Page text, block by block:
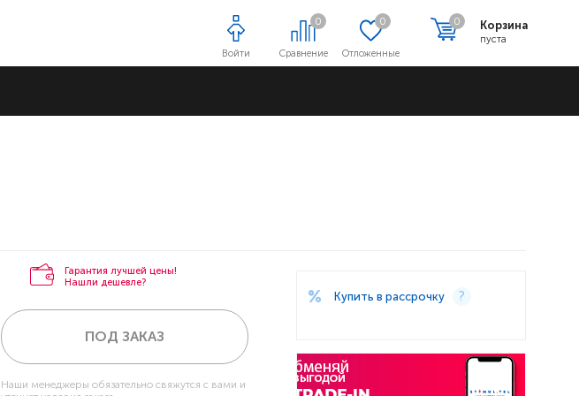
Сравнение
0
Отложенные
0 Корзина
пуста
0
Войти
Гарантия лучшей цены!
Нашли дешевле?
ПОД ЗАКАЗ
Наши менеджеры обязательно свяжутся с вами и
Купить в рассрочку